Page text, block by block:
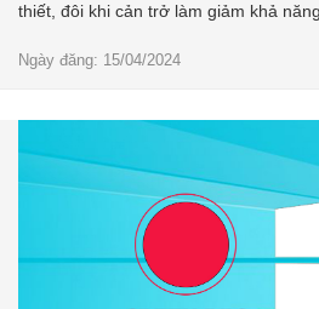
thiết, đôi khi cản trở làm giảm khả
Ngày đăng: 15/04/2024